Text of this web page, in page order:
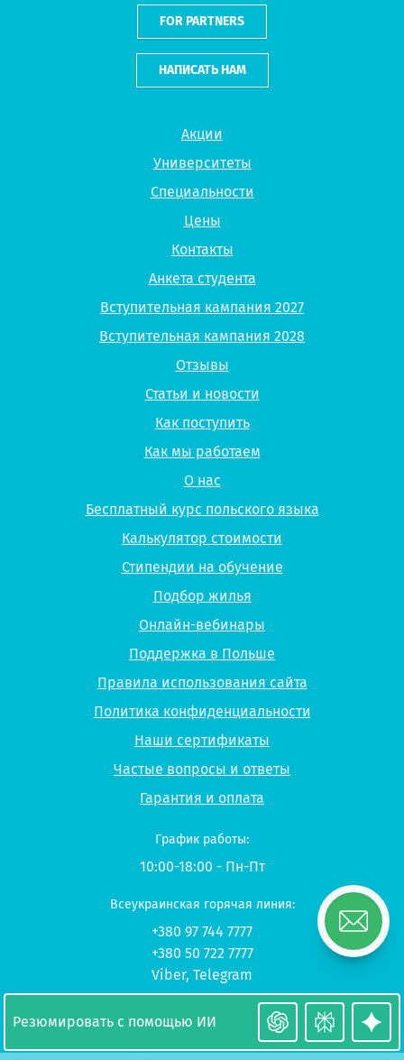
Акции
Университеты
Специальности
Цены
Контакты
Анкета студента
Вступительная кампания 2027
Вступительная кампания 2028
Отзывы
Статьи и новости
Как поступить
Как мы работаем
О нас
Бесплатный курс польского языка
Калькулятор стоимости
Стипендии на обучение
Подбор жилья
Онлайн-вебинары
Поддержка в Польше
Правила использования сайта
Политика конфиденциальности
Наши сертификаты
Частые вопросы и ответы
Гарантия и оплата
FOR PARTNERS
НАПИСАТЬ НАМ
© 2026 UP-STUDY «Учеба в Польше»
График работы:
10:00-18:00 - Пн-Пт
Всеукраинская горячая линия:
+380 97 744 7777
+380 50 722 7777
Viber, Telegram
Резюмировать с помощью ИИ